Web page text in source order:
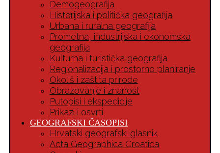
Demogeografija
Historijska i politička geografija
Urbana i ruralna geografija
Prometna, industrijska i ekonomska
geografija
Kulturna i turistička geografija
Regionalizacija i prostorno planiranje
Okoliš i zaštita prirode
Obrazovanje i znanost
Putopisi i ekspedicije
Prikazi i osvrti
GEOGRAFSKI ČASOPISI
Hrvatski geografski glasnik
Acta Geographica Croatica